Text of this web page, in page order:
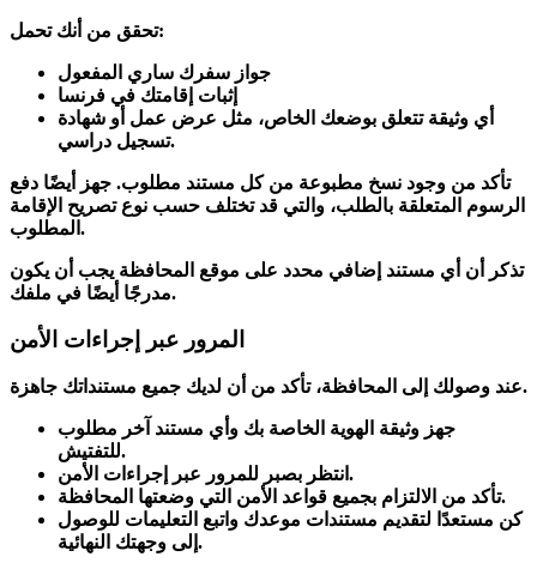
تحقق من أنك تحمل:
جواز سفرك ساري المفعول
إثبات إقامتك في فرنسا
أي وثيقة تتعلق بوضعك الخاص، مثل عرض عمل أو شهادة
تسجيل دراسي.
تأكد من وجود نسخ مطبوعة من كل مستند مطلوب. جهز أيضًا دفع
الرسوم المتعلقة بالطلب، والتي قد تختلف حسب نوع تصريح الإقامة
المطلوب.
تذكر أن أي مستند إضافي محدد على موقع المحافظة يجب أن يكون
مدرجًا أيضًا في ملفك.
المرور عبر إجراءات الأمن
عند وصولك إلى المحافظة، تأكد من أن لديك جميع مستنداتك جاهزة .
جهز وثيقة الهوية الخاصة بك وأي مستند آخر مطلوب
للتفتيش.
انتظر بصبر للمرور عبر
إجراءات الأمن
.
تأكد من الالتزام بجميع قواعد الأمن
التي وضعتها المحافظة.
كن مستعدًا لتقديم مستندات موعدك واتبع التعليمات للوصول
إلى وجهتك النهائية .